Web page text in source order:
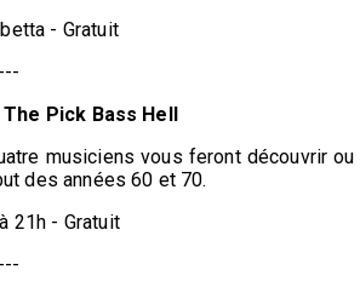
- Gratuit
Pick Bass Hell
musiciens vous feront découvrir
des années 60 et 70.
21h - Gratuit